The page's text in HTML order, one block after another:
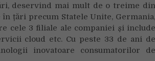
deservind mai mult de o treime din
țări precum Statele Unite, Germania,
cele 3 filiale ale companiei și include
cloud etc. Cu peste 33 de ani de
inovatoare consumatorilor de